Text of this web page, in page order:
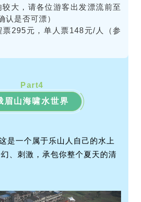
大，请各位游客出发漂流前至
认是否可漂）
票295元，单人票148元/人（参
Part4
眉山海啸水世界
是一个属于乐山人自己的水上
、刺激，承包你整个夏天的清